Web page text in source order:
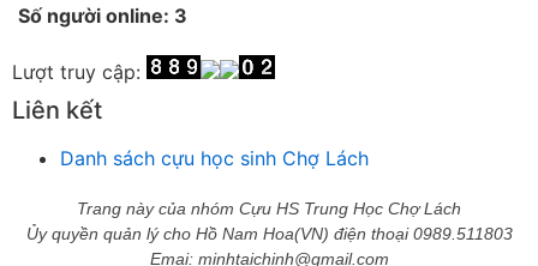
Chích Chị
Chu Trầm Nguyên Minh
Cò Bằng
Công Bình
Công Minh
Dang Chi
Số người online: 3
Lượt truy cập:
Liên kết
Danh sách cựu học sinh Chợ Lách
Trang này của nhóm Cựu HS Trung Học Chợ Lách
Ủy quyền quản lý cho Hồ Nam Hoa(VN) điện thoại 0989.511803
Emai: minhtaichinh@gmail.com